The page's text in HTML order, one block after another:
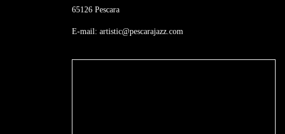
65126 Pescara
E-mail: artistic@pescarajazz.com